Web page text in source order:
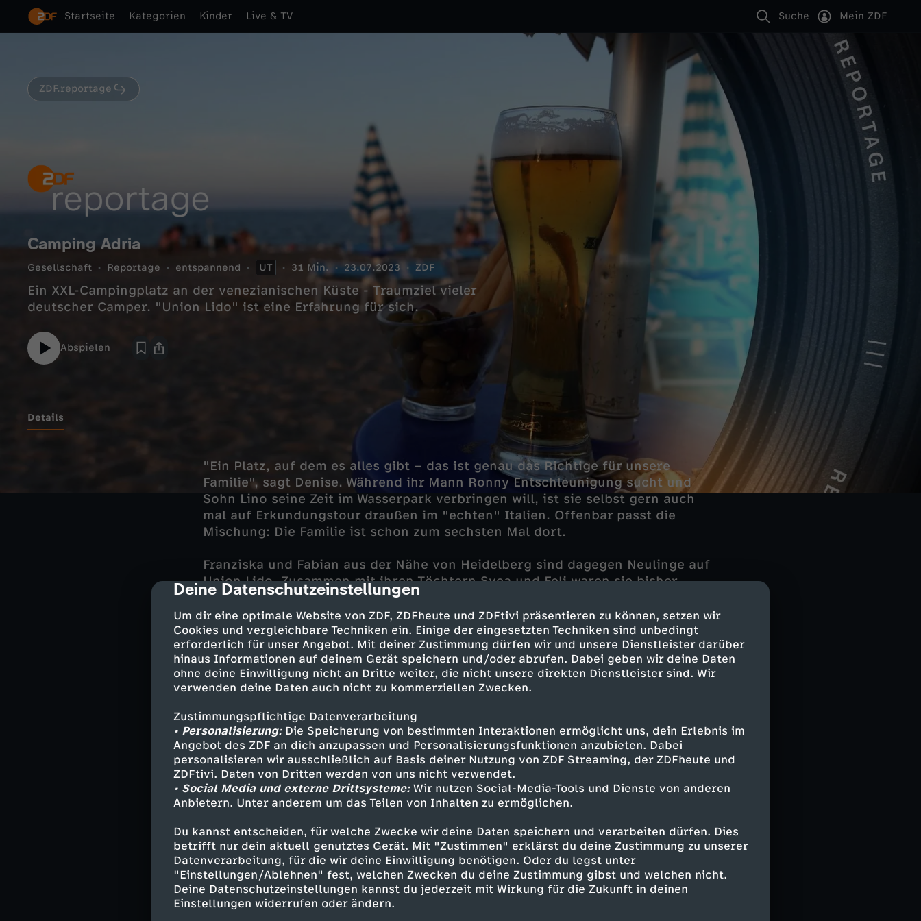
cmp-dialog-description
Deine Datenschutzeinstellungen
Um dir eine optimale Website von ZDF, ZDFheute und ZDFtivi präsentieren zu können, setzen wir
Cookies und vergleichbare Techniken ein. Einige der eingesetzten Techniken sind unbedingt
erforderlich für unser Angebot. Mit deiner Zustimmung dürfen wir und unsere Dienstleister darüber
hinaus Informationen auf deinem Gerät speichern und/oder abrufen. Dabei geben wir deine Daten
ohne deine Einwilligung nicht an Dritte weiter, die nicht unsere direkten Dienstleister sind. Wir
verwenden deine Daten auch nicht zu kommerziellen Zwecken.
Zustimmungspflichtige Datenverarbeitung
• Personalisierung:Die Speicherung von bestimmten Interaktionen ermöglicht uns, dein Erlebnis im
Angebot des ZDF an dich anzupassen und Personalisierungsfunktionen anzubieten. Dabei
personalisieren wir ausschließlich auf Basis deiner Nutzung von ZDF Streaming, der ZDFheute und
ZDFtivi. Daten von Dritten werden von uns nicht verwendet.
• Social Media und externe Drittsysteme:Wir nutzen Social-Media-Tools und Dienste von anderen
Anbietern. Unter anderem um das Teilen von Inhalten zu ermöglichen.
Du kannst entscheiden, für welche Zwecke wir deine Daten speichern und verarbeiten dürfen. Dies
betrifft nur dein aktuell genutztes Gerät. Mit "Zustimmen" erklärst du deine Zustimmung zu unserer
Datenverarbeitung, für die wir deine Einwilligung benötigen. Oder du legst unter
"Einstellungen/Ablehnen" fest, welchen Zwecken du deine Zustimmung gibst und welchen nicht.
Deine Datenschutzeinstellungen kannst du jederzeit mit Wirkung für die Zukunft in deinen
Einstellungen widerrufen oder ändern.
Startseite Kategorien Kinder Live & TV Suche Mein ZDF
ZDF.reportage
Camping Adria
Gesellschaft Reportage entspannend UT 31 Min. 23.07.2023 ZDF
Ein XXL-Campingplatz an der venezianischen Küste - Traumziel vieler
deutscher Camper. "Union Lido" ist eine Erfahrung für sich.
Abspielen
Details
"Ein Platz, auf dem es alles gibt – das ist genau das Richtige für unsere
Familie", sagt Denise. Während ihr Mann Ronny Entschleunigung sucht und
Sohn Lino seine Zeit im Wasserpark verbringen will, ist sie selbst gern auch
mal auf Erkundungstour draußen im "echten" Italien. Offenbar passt die
Mischung: Die Familie ist schon zum sechsten Mal dort.
Franziska und Fabian aus der Nähe von Heidelberg sind dagegen Neulinge auf
Union Lido. Zusammen mit ihren Töchtern Svea und Feli waren sie bisher
hauptsächlich in Spanien mit ihrem Wohnwagen im Urlaub. "Das hier ist
größer als alles, was wir bisher kennen!" Die vielen Menschen und die riesige
Fläche überfordern die Familie erst mal.
Das große Angebot des Campingplatzes bedeutet für die vielen
Mitarbeitenden vor allem eins: schweißtreibende Arbeit. Niclas (20) war oft als
Gast dort, jetzt ist er Mitarbeiter. "Dieses Jahr wird alles anders. Ich bin zum
ersten Mal als Animateur hier. Das wird spannend." Dazu kommt der
Lernstress für sein Abitur. Dabei verbringt Niklas die Sommerzeit dort
normalerweise gern mit Partys und deutschem Bier.
Elfriede und Detlev mögen es dagegen lieber ruhig. Weit weg vom Trubel der
Einkaufsstraße, den Bars und dem Aquapark verbringen die beiden
Dauercamper sechs Monate am Stück auf dem XXL-Campingplatz. Sie sind
Rentner, legen Wert auf Sauberkeit und Ordnung. Getrimmten Hecken und
eine vollausgestattete Küche im Vorzelt machen ihren Wohnwagen zum
zweiten Zuhause: "Wir sind die ersten, die kommen und die letzten, die
gehen!"
Immer mehr Camper kommen mittlerweile wegen des Hundeprogramms. Im